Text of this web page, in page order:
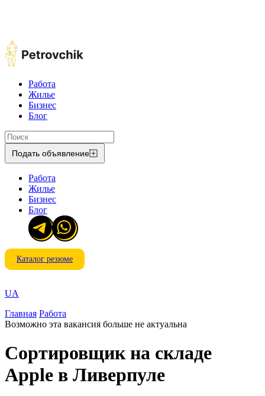
Работа
Жилье
Бизнес
Блог
Подать объявление
Работа
Жилье
Бизнес
Блог
Каталог резюме
UA
Главная Работа
Возможно эта вакансия больше не актуальна
Сортировщик на складе
Apple в Ливерпуле